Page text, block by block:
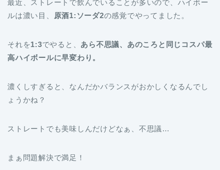
最近、ストレートで飲んでいることが多いので、ハイボー
ルは濃い目、 原酒1:ソーダ2の感覚でやってました。
それを1:3でやると、 あら不思議、あのころと同じコスパ最
高ハイボールに早変わり。
濃くしすぎると、なんだかバランスがおかしくなるんでし
ょうかね？
ストレートでも美味しんだけどなぁ、不思議…
まぁ問題解決で満足！